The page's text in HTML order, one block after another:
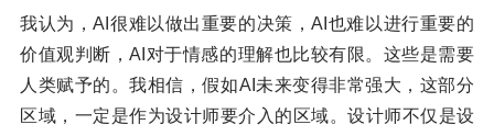
我认为，AI很难以做出重要的决策，AI也难以进行重要的
价值观判断，AI对于情感的理解也比较有限。这些是需要
人类赋予的。我相信，假如AI未来变得非常强大，这部分
区域，一定是作为设计师要介入的区域。设计师不仅是设